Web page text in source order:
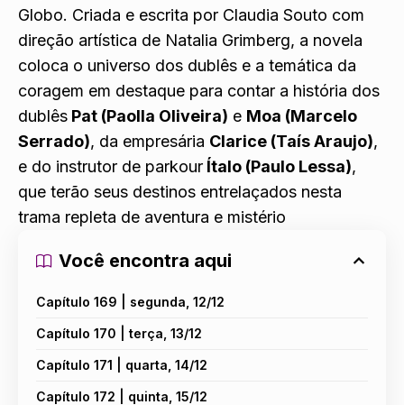
Globo. Criada e escrita por Claudia Souto com
direção artística de Natalia Grimberg, a novela
coloca o universo dos dublês e a temática da
coragem em destaque para contar a história dos
dublês Pat (Paolla Oliveira) e Moa (Marcelo
Serrado), da empresária Clarice (Taís Araujo),
e do instrutor de parkour Ítalo (Paulo Lessa),
que terão seus destinos entrelaçados nesta
trama repleta de aventura e mistério
Você encontra aqui
Capítulo 169 | segunda, 12/12
Capítulo 170 | terça, 13/12
Capítulo 171 | quarta, 14/12
Capítulo 172 | quinta, 15/12